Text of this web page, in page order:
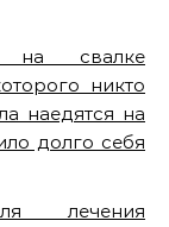
на свалке
никто
наедятся на
долго себя
лечения